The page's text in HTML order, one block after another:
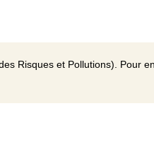
Risques et Pollutions). Pour